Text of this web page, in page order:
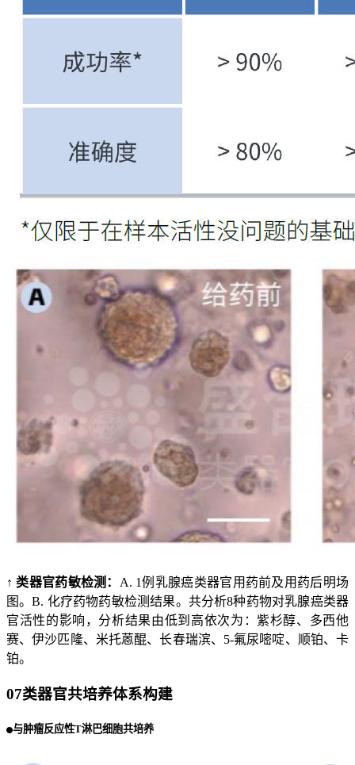
↑ 类器官药敏检测： A. 1例乳腺癌类器官用药前及用药后明场
图。B. 化疗药物药敏检测结果。共分析8种药物对乳腺癌类器
官活性的影响，分析结果由低到高依次为：紫杉醇、多西他
赛、伊沙匹隆、米托蒽醌、长春瑞滨、5-氟尿嘧啶、顺铂、卡
铂。
07类器官共培养体系构建
与肿瘤反应性T淋巴细胞共培养